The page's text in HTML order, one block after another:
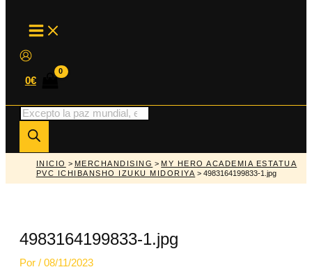
MAIN
MENU
0€
Búsqueda
de
productos
INICIO > MERCHANDISING > MY HERO ACADEMIA ESTATUA
PVC ICHIBANSHO IZUKU MIDORIYA > 4983164199833-1.jpg
4983164199833-1.jpg
Por / 08/11/2023